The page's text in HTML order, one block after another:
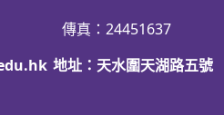
傳真：24451637
地址：天水圍天湖路五號